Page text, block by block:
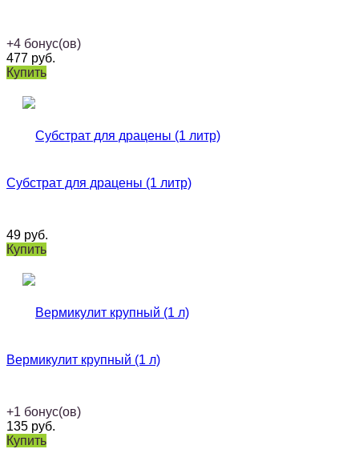
+4 бонус(ов)
477 руб.
Купить
Субстрат для драцены (1 литр)
49 руб.
Купить
Вермикулит крупный (1 л)
+1 бонус(ов)
135 руб.
Купить